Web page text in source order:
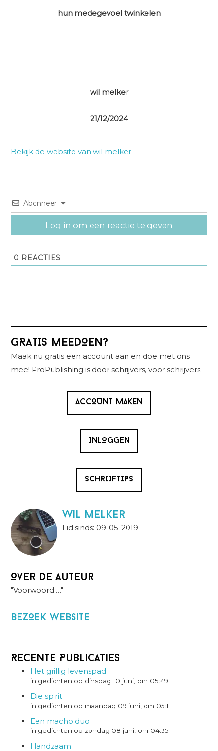
hun medegevoel twinkelen
wil melker
21/12/2024
Bekijk de website van wil melker
Abonneer
Log in om een reactie te geven
0 REACTIES
Primaire
Sidebar
GRATIS MEEDOEN?
Maak nu gratis een account aan en doe met ons
mee! ProPublishing is door schrijvers, voor schrijvers.
ACCOUNT MAKEN
INLOGGEN
SCHRIJFTIPS
wil melker
Lid sinds: 09-05-2019
Over de auteur
"Voorwoord …"
BezOek website
Recente Publicaties
Het grillig levenspad
in gedichten op dinsdag 10 juni, om 05:49
Die spirit
in gedichten op maandag 09 juni, om 05:11
Een macho duo
in gedichten op zondag 08 juni, om 04:35
Handzaam